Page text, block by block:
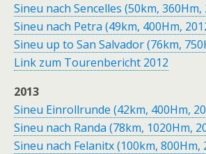
Sineu nach Sencelles (50km, 360Hm,
Sineu nach Petra (49km, 400Hm,
Sineu up to San Salvador (76km,
Link zum Tourenbericht 2012
2013
Sineu Einrollrunde (42km, 400Hm,
Sineu nach Randa (78km, 1020Hm,
Sineu nach Felanitx (100km, 800Hm,